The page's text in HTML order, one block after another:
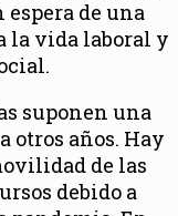
de una
la vida laboral y
suponen una
otros años. Hay
de las
debido a